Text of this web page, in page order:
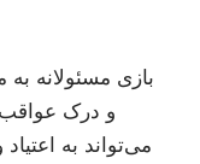
بازی مسئولانه به
و درک
می‌تواند به